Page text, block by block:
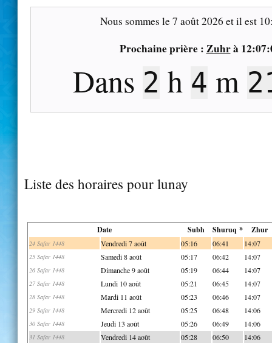
Nous sommes le7 août 2026 et il est
Prochaine prière : Zuhrà
Dans 2 h 4 m
Liste des horaires pour lunay
Date Subh Shuruq * Zhur
24 Safar 1448 Vendredi 7 août 05:16 06:41 14:07
25 Safar 1448 Samedi 8 août 05:17 06:42 14:07
26 Safar 1448 Dimanche 9 août 05:19 06:44 14:07
27 Safar 1448 Lundi 10 août 05:21 06:45 14:07
28 Safar 1448 Mardi 11 août 05:23 06:46 14:07
29 Safar 1448 Mercredi 12 août 05:25 06:48 14:06
30 Safar 1448 Jeudi 13 août 05:26 06:49 14:06
31 Safar 1448 Vendredi 14 août 05:28 06:50 14:06